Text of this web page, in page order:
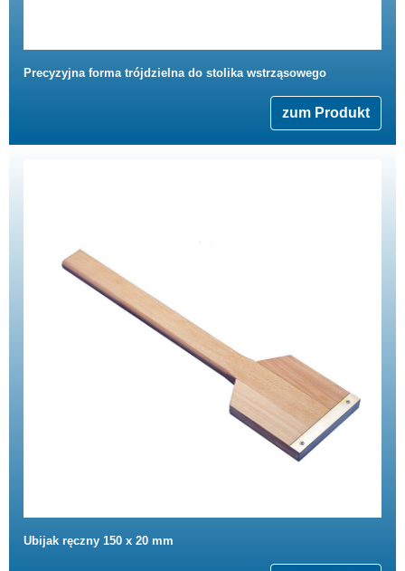
Precyzyjna forma trójdzielna do stolika wstrząsowego
zum Produkt
Ubijak ręczny 150 x 20 mm